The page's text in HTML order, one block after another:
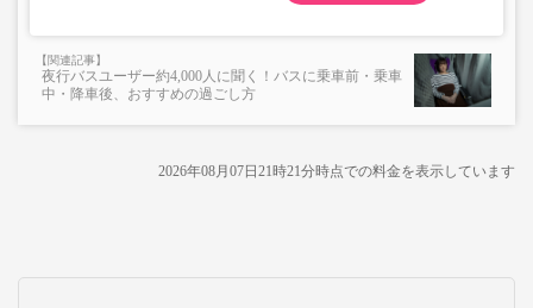
夜行バスユーザー約4,000人に聞く！バスに乗車前・乗車
中・降車後、おすすめの過ごし方
2026年08月07日21時21分時点での料金を表示しています